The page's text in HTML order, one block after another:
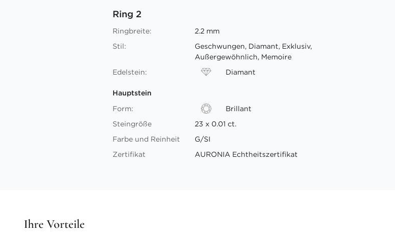
Ring 2
Ringbreite:
2.2 mm
Stil:
Geschwungen, Diamant, Exklusiv,
Außergewöhnlich, Memoire
Edelstein:
Diamant
Hauptstein
Form:
Brillant
Steingröße
23 x 0.01 ct.
Farbe und Reinheit
G/SI
Zertifikat
AURONIA Echtheitszertifikat
Ihre Vorteile